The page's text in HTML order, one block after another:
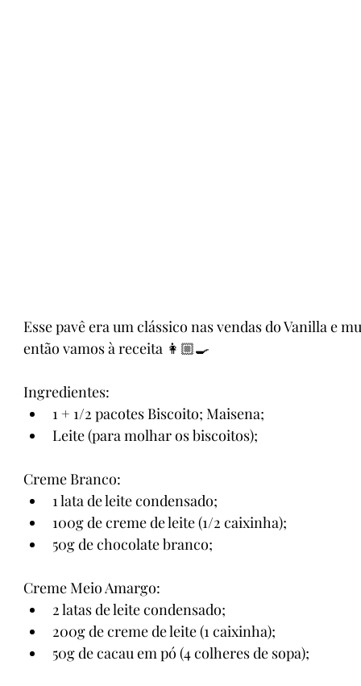
Esse pavê era um clássico nas vendas do Vanilla e
então vamos à receita 👩🏼‍🍳
Ingredientes:
1 + 1/2 pacotes Biscoito; Maisena;
Leite (para molhar os biscoitos);
Creme Branco:
1 lata de leite condensado;
100g de creme de leite (1/2 caixinha);
50g de chocolate branco;
Creme Meio Amargo:
2 latas de leite condensado;
200g de creme de leite (1 caixinha);
50g de cacau em pó (4 colheres de sopa);